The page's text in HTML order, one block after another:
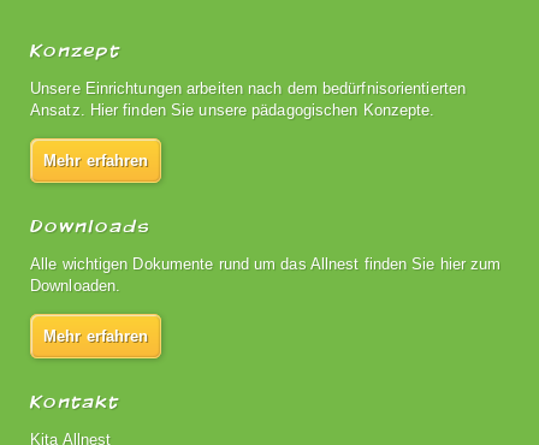
Konzept
Unsere Einrichtungen arbeiten nach dem bedürfnisorientierten
Ansatz. Hier finden Sie unsere pädagogischen Konzepte.
Mehr erfahren
Downloads
Alle wichtigen Dokumente rund um das Allnest finden Sie hier zum
Downloaden.
Mehr erfahren
Kontakt
Kita Allnest